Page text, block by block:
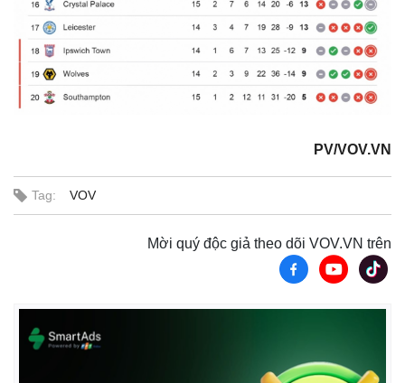
PV/VOV.VN
Tag: VOV
Mời quý độc giả theo dõi VOV.VN trên